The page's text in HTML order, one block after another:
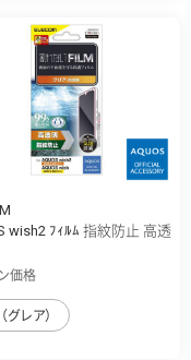
wish2 ﾌｨﾙﾑ 指紋防止 高透
価格
グレア）